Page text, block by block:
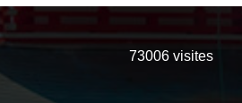
73006 visites